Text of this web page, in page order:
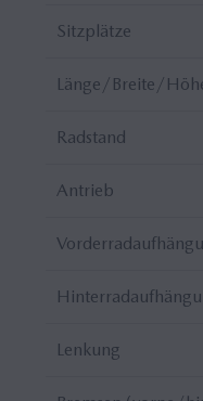
Sitzplätze
Länge/Breite/
Radstand
Antrieb
Lenkung